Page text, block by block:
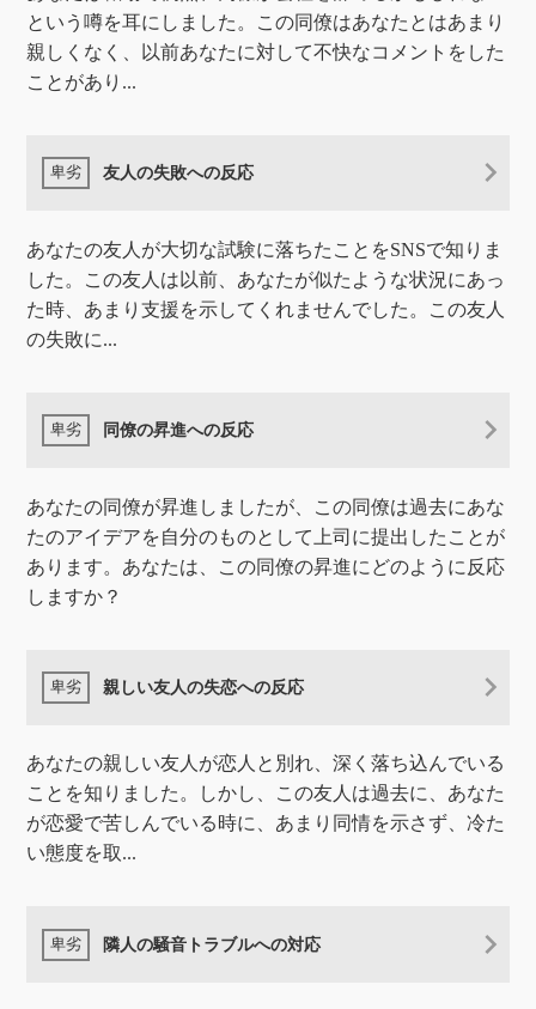
という噂を耳にしました。この同僚はあなたとはあまり
親しくなく、以前あなたに対して不快なコメントをした
ことがあり...
友人の失敗への反応
あなたの友人が大切な試験に落ちたことをSNSで知りま
した。この友人は以前、あなたが似たような状況にあっ
た時、あまり支援を示してくれませんでした。この友人
の失敗に...
同僚の昇進への反応
あなたの同僚が昇進しましたが、この同僚は過去にあな
たのアイデアを自分のものとして上司に提出したことが
あります。あなたは、この同僚の昇進にどのように反応
しますか？
親しい友人の失恋への反応
あなたの親しい友人が恋人と別れ、深く落ち込んでいる
ことを知りました。しかし、この友人は過去に、あなた
が恋愛で苦しんでいる時に、あまり同情を示さず、冷た
い態度を取...
隣人の騒音トラブルへの対応